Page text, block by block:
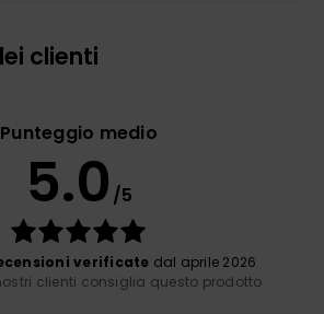
clienti
Punteggio medio
5.0 /5
verificate dal aprile 2026
clienti consiglia questo prodotto